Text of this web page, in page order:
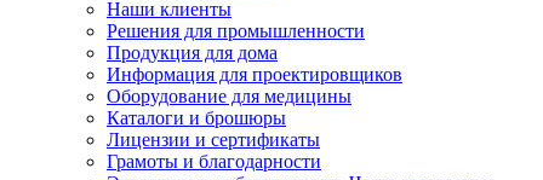
Наши клиенты
Решения для промышленности
Продукция для дома
Информация для проектировщиков
Оборудование для медицины
Каталоги и брошюры
Лицензии и сертификаты
Грамоты и благодарности